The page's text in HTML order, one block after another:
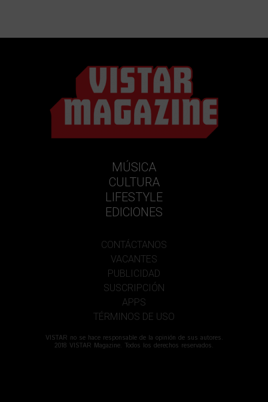
MÚSICA
CULTURA
LIFESTYLE
EDICIONES
CONTÁCTANOS
VACANTES
PUBLICIDAD
SUSCRIPCIÓN
APPS
TÉRMINOS DE USO
VISTAR no se hace responsable de la opinión de sus autores.
2018 VISTAR Magazine. Todos los derechos reservados.